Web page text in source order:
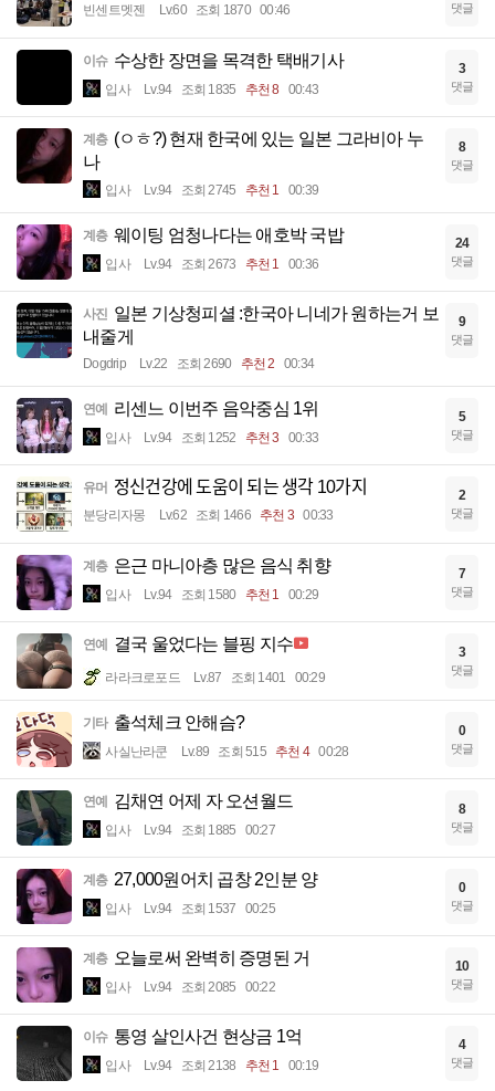
빈센트멧젠 Lv.60 조회 1870 00:46 댓글
이슈 수상한 장면을 목격한 택배기사
입사 Lv.94 조회 1835 추천 8 00:43
3
댓글
계층 (ㅇㅎ?) 현재 한국에 있는 일본 그라비아 누
나
입사 Lv.94 조회 2745 추천 1 00:39
8
댓글
계층 웨이팅 엄청나다는 애호박 국밥
입사 Lv.94 조회 2673 추천 1 00:36
24
댓글
사진 일본 기상청피셜 :한국아 니네가 원하는거 보
내줄게
Dogdrip Lv.22 조회 2690 추천 2 00:34
9
댓글
연예 리센느 이번주 음악중심 1위
입사 Lv.94 조회 1252 추천 3 00:33
5
댓글
유머 정신건강에 도움이 되는 생각 10가지
분당리자몽 Lv.62 조회 1466 추천 3 00:33
2
댓글
계층 은근 마니아층 많은 음식 취향
입사 Lv.94 조회 1580 추천 1 00:29
7
댓글
연예 결국 울었다는 블핑 지수
라라크로포드 Lv.87 조회 1401 00:29
3
댓글
기타 출석체크 안해슴?
사실난라쿤 Lv.89 조회 515 추천 4 00:28
0
댓글
연예 김채연 어제 자 오션월드
입사 Lv.94 조회 1885 00:27
8
댓글
계층 27,000원어치 곱창 2인분 양
입사 Lv.94 조회 1537 00:25
0
댓글
계층 오늘로써 완벽히 증명된 거
입사 Lv.94 조회 2085 00:22
10
댓글
이슈 통영 살인사건 현상금 1억
입사 Lv.94 조회 2138 추천 1 00:19
4
댓글